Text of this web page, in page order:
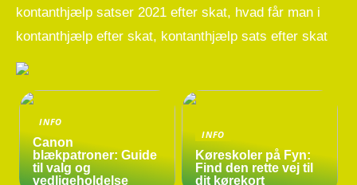
kontanthjælp satser 2021 efter skat, hvad får man i
kontanthjælp efter skat, kontanthjælp sats efter skat
INFO
Canon
blækpatroner: Guide
til valg og
vedligeholdelse
INFO
Køreskoler på Fyn:
Find den rette vej til
dit kørekort